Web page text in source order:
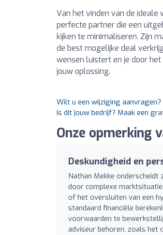
Van het vinden van de
perfecte partner die een
kijken te minimaliseren. Zijn
de best mogelijke deal
wensen luistert en je door
jouw oplossing.
Wilt u een wijziging aanvragen?
Is dit jouw bedrijf? Maak een
Onze opmerking
Deskundigheid en
Nathan Mekke onderscheidt
door complexe
of het oversluiten van een
standaard financiële
voorwaarden te
adviseur behoren, zoals het